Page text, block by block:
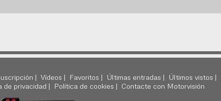
| Vídeos | Favoritos | Últimas entradas | Últimos vistos |
de privacidad | Política de cookies | Contacte con Motorvisión